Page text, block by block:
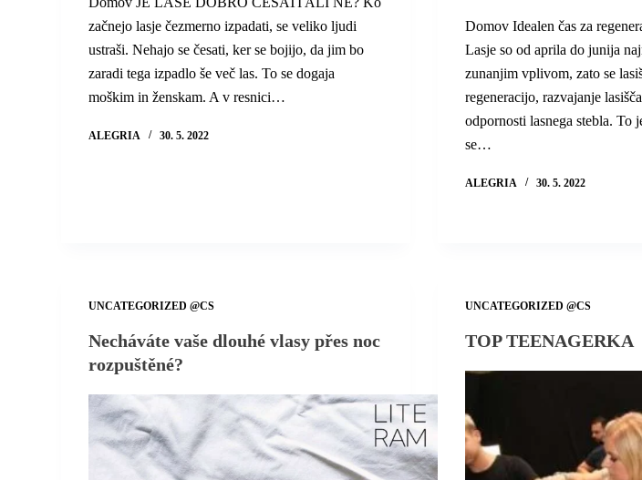
začnejo lasje čezmerno izpadati, se veliko ljudi
ustraši. Nehajo se česati, ker se bojijo, da jim bo
zaradi tega izpadlo še več las. To se dogaja
moškim in ženskam. A v resnici…
ALEGRIA 30. 5. 2022
Domov Idealen čas za
Lasje so od aprila do junija
zunanjim vplivom, zato se
regeneracijo, razvajanje
odpornosti lasnega stebla. To
se…
ALEGRIA 30. 5. 2022
UNCATEGORIZED @CS
Necháváte vaše dlouhé vlasy přes noc
rozpuštěné?
UNCATEGORIZED @CS
TOP TEENAGERKA